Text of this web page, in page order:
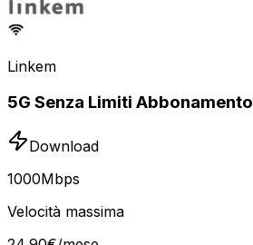
Linkem
5G Senza Limiti Abbonamento
Download
1000Mbps
Velocità massima